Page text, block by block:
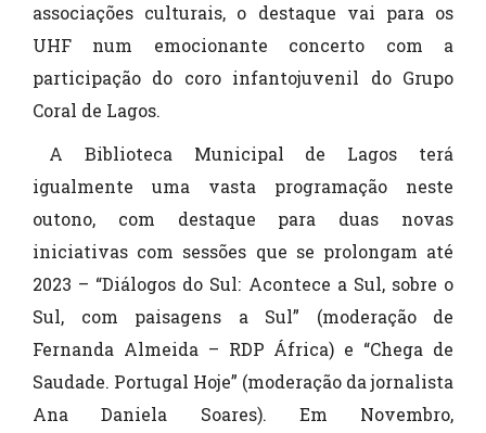
associações culturais, o destaque vai para os
UHF num emocionante concerto com a
participação do coro infantojuvenil do Grupo
Coral de Lagos.
A Biblioteca Municipal de Lagos terá
igualmente uma vasta programação neste
outono, com destaque para duas novas
iniciativas com sessões que se prolongam até
2023 – “Diálogos do Sul: Acontece a Sul, sobre o
Sul, com paisagens a Sul” (moderação de
Fernanda Almeida – RDP África) e “Chega de
Saudade. Portugal Hoje” (moderação da jornalista
Ana Daniela Soares). Em Novembro,